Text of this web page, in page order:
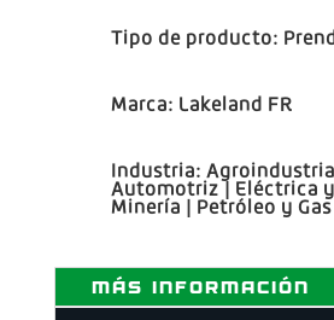
Tipo de producto:
Marca: Lakeland FR
Industria:
Automotriz
Eléctrica
Minería
Petróleo y Gas
MÁS INFORMACIÓN